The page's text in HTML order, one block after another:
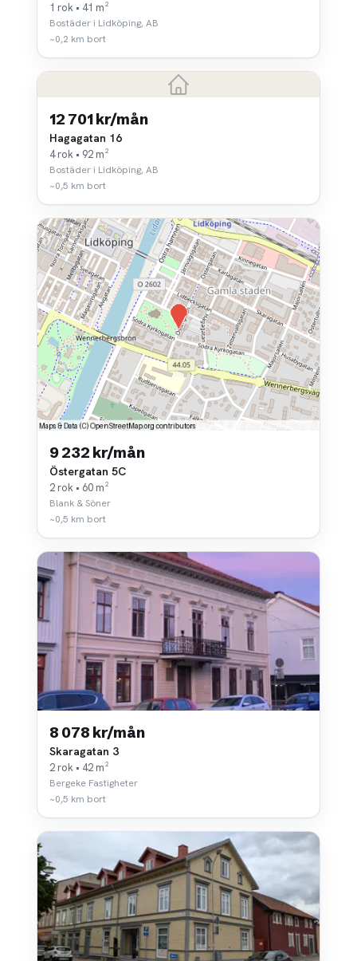
1 rok • 41 m²
Bostäder i Lidköping, AB
~0,2 km bort
12 701 kr/mån
Hagagatan 16
4 rok • 92 m²
Bostäder i Lidköping, AB
~0,5 km bort
9 232 kr/mån
Östergatan 5C
2 rok • 60 m²
Blank & Söner
~0,5 km bort
8 078 kr/mån
Skaragatan 3
2 rok • 42 m²
Bergeke Fastigheter
~0,5 km bort